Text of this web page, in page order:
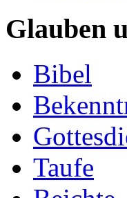
Glauben
Bibel
Taufe